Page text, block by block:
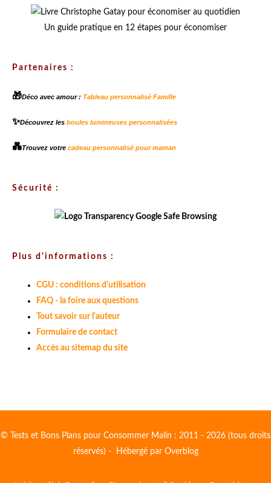
Un guide pratique en 12 étapes pour économiser
Partenaires :
🎁Déco avec amour : Tableau personnalisé Famille
✨Découvrez les boules lumineuses personnalisées
💑Trouvez votre cadeau personnalisé pour maman
Sécurité :
Plus d'informations :
CGU : conditions d'utilisation
FAQ - la foire aux questions
Tout savoir sur l'auteur
Formulaire de contact
Accès au sitemap du site
© Tests et Bons Plans pour Consommer Malin : 2011 - 2026 (tous droits
réservés) - Hébergé par Overblog